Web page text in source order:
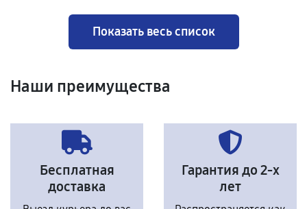
Показать весь список
Наши преимущества
Бесплатная
доставка
Гарантия до 2-х
лет